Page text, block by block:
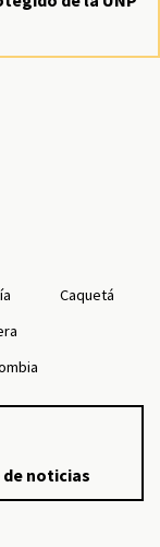
Caquetá
noticias